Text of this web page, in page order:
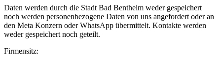
Daten werden durch die Stadt Bad Bentheim weder gespeichert
noch werden personenbezogene Daten von uns angefordert oder an
den Meta Konzern oder WhatsApp übermittelt. Kontakte werden
weder gespeichert noch geteilt.
Firmensitz: